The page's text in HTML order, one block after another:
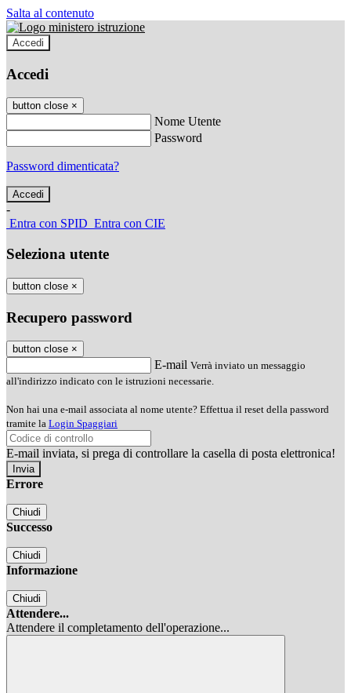
Salta al contenuto
Accedi
Accedi
button close ×
Nome Utente
Password
Password dimenticata?
-
Entra con SPID Entra con CIE
Seleziona utente
button close ×
Recupero password
button close ×
E-mail Verrà inviato un messaggio
all'indirizzo indicato con le istruzioni necessarie.
Non hai una e-mail associata al nome utente? Effettua il reset della password
tramite la Login Spaggiari
E-mail inviata, si prega di controllare la casella di posta elettronica!
Errore
Chiudi
Successo
Chiudi
Informazione
Chiudi
Attendere...
Attendere il completamento dell'operazione...